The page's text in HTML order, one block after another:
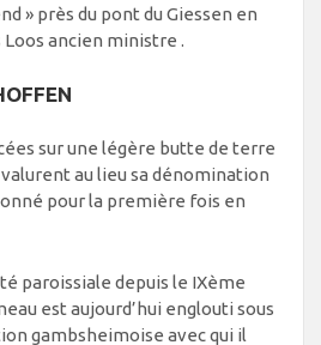
» près du pont du Giessen en
ancien ministre .
sur une légère butte de terre
au lieu sa dénomination
pour la première fois en
paroissiale depuis le IXème
est aujourd’hui englouti sous
gambsheimoise avec qui il